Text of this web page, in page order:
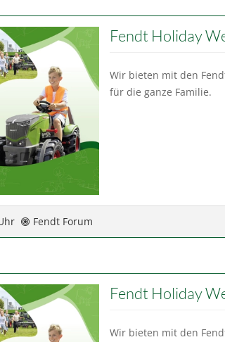
Fendt Holiday
Wir bieten mit den
für die ganze Familie.
Fendt Forum
Fendt Holiday
Wir bieten mit den